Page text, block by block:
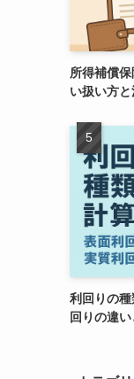
所得補償
い扱い方
利回りの
回りの違